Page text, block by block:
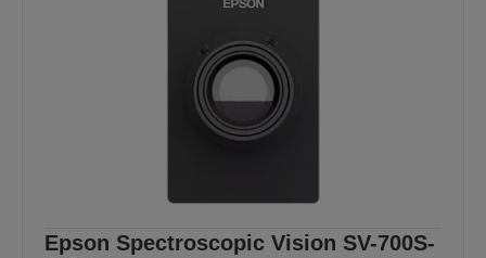
Epson Spectroscopic Vision SV-700S-